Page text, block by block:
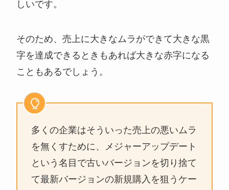
しいです。
そのため、売上に大きなムラができて大きな黒
字を達成できるときもあれば大きな赤字になる
こともあるでしょう。
多くの企業はそういった売上の悪いムラ
を無くすために、メジャーアップデート
という名目で古いバージョンを切り捨て
て最新バージョンの新規購入を狙うケー